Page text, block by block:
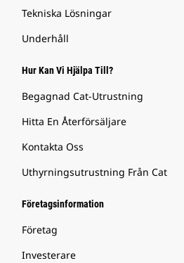
Tekniska Lösningar
Underhåll
Hur Kan Vi Hjälpa Till?
Begagnad Cat-Utrustning
Hitta En Återförsäljare
Kontakta Oss
Uthyrningsutrustning Från Cat
Företagsinformation
Företag
Investerare